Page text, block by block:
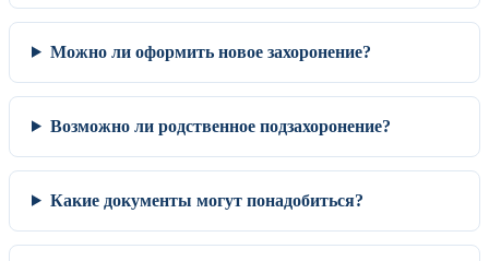
Можно ли оформить новое захоронение?
Возможно ли родственное подзахоронение?
Какие документы могут понадобиться?